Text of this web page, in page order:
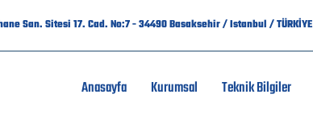
San. Sitesi 17. Cad. No:7 - 34490 Basaksehir / Istanbul / TÜRKİYE
Anasayfa Kurumsal Teknik Bilgiler